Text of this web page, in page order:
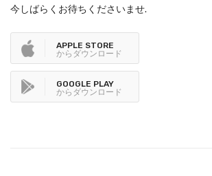
今しばらくお待ちくださいませ.
APPLE STORE
からダウンロード
GOOGLE PLAY
からダウンロード